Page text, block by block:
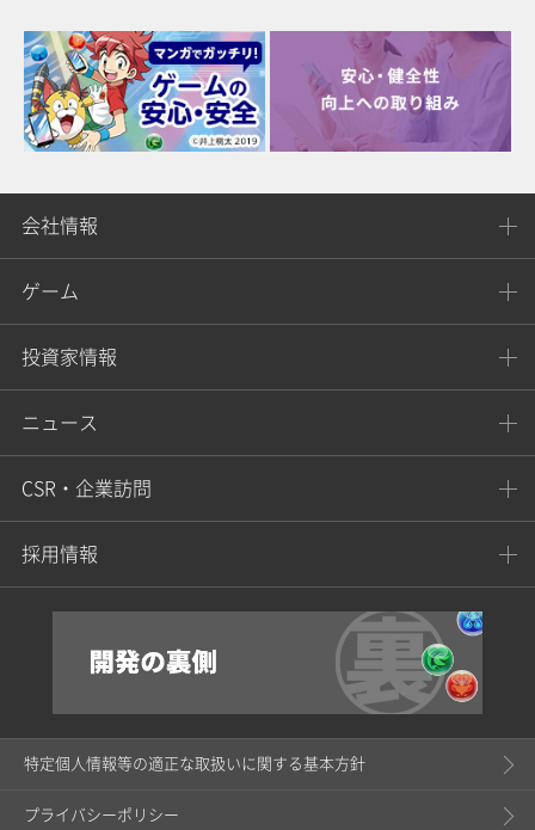
会社情報
ゲーム
投資家情報
ニュース
CSR・企業訪問
採用情報
特定個人情報等の適正な取扱いに関する基本方針
プライバシーポリシー